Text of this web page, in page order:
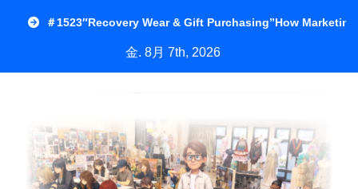
＃1523″Recovery Wear & Gift Purchasing”How
金. 8月 7th, 2026